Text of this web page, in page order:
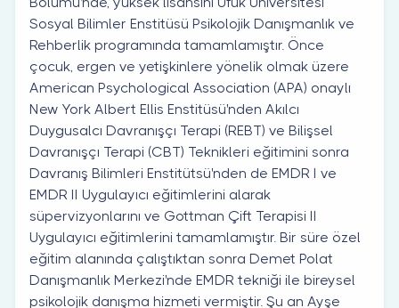
Sosyal Bilimler Enstitüsü Psikolojik Danışmanlık ve
Rehberlik programında tamamlamıştır. Önce
çocuk, ergen ve yetişkinlere yönelik olmak üzere
American Psychological Association (APA) onaylı
New York Albert Ellis Enstitüsü'nden Akılcı
Duygusalcı Davranışçı Terapi (REBT) ve Bilişsel
Davranışçı Terapi (CBT) Teknikleri eğitimini sonra
Davranış Bilimleri Enstitütsü'nden de EMDR I ve
EMDR II Uygulayıcı eğitimlerini alarak
süpervizyonlarını ve Gottman Çift Terapisi II
Uygulayıcı eğitimlerini tamamlamıştır. Bir süre özel
eğitim alanında çalıştıktan sonra Demet Polat
Danışmanlık Merkezi'nde EMDR tekniği ile bireysel
psikolojik danışma hizmeti vermiştir. Şu an Ayşe